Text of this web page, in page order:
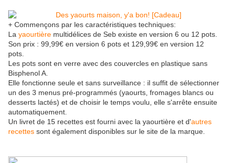
+ Commençons par les caractéristiques techniques:
La yaourtière multidélices de Seb existe en version 6 ou 12 pots.
Son prix : 99,99€ en version 6 pots et 129,99€ en version 12
pots.
Les pots sont en verre avec des couvercles en plastique sans
Bisphenol A.
Elle fonctionne seule et sans surveillance : il suffit de sélectionner
un des 3 menus pré-programmés (yaourts, fromages blancs ou
desserts lactés) et de choisir le temps voulu, elle s'arrête ensuite
automatiquement.
Un livret de 15 recettes est fourni avec la yaourtière et d'autres
recettes sont également disponibles sur le site de la marque.